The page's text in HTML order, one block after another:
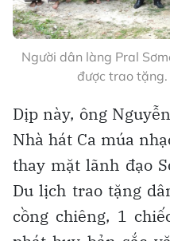
Người dân làng Pral
được trao tặng.
Dịp này, ông
Nhà hát Ca múa
thay mặt lãnh đạo
Du lịch trao tặng
cồng chiêng, 1